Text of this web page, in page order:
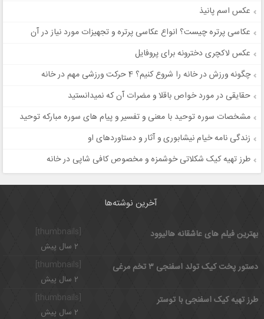
عکس اسم پانیذ
عکاسی پرتره چیست؟ انواع عکاسی پرتره و تجهیزات مورد نیاز در آن
عکس لاکچری دخترونه برای پروفایل
چگونه ورزش در خانه را شروع کنیم؟ 4 حرکت ورزشی مهم در خانه
حقایقی در مورد خواص باقلا و مضرات آن که نمیدانستید
مشخصات سوره توحید با معنی و تفسیر و پیام های سوره مبارکه توحید
زندگی نامه خیام نیشابوری و آثار و دستاوردهای او
طرز تهیه کیک شکلاتی خوشمزه و مخصوص کافی شاپی در خانه
آخرین نوشته‌ها
بهترین فیلم های عاشقانه هالیوود
2 سال پیش
[thumbnails]
دستور پخت کیک تولد اسفنجی ۳ تخم مرغی
2 سال پیش
طرز تهیه کیک اسفنجی با توستر
2 سال پیش